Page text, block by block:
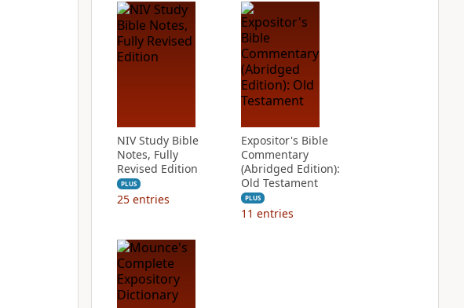
NIV Study Bible
Notes, Fully
Revised Edition
PLUS
25 entries
Expositor's Bible
Commentary
(Abridged Edition):
Old Testament
PLUS
11 entries